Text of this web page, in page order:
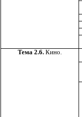
Тема 2.6. Кино.